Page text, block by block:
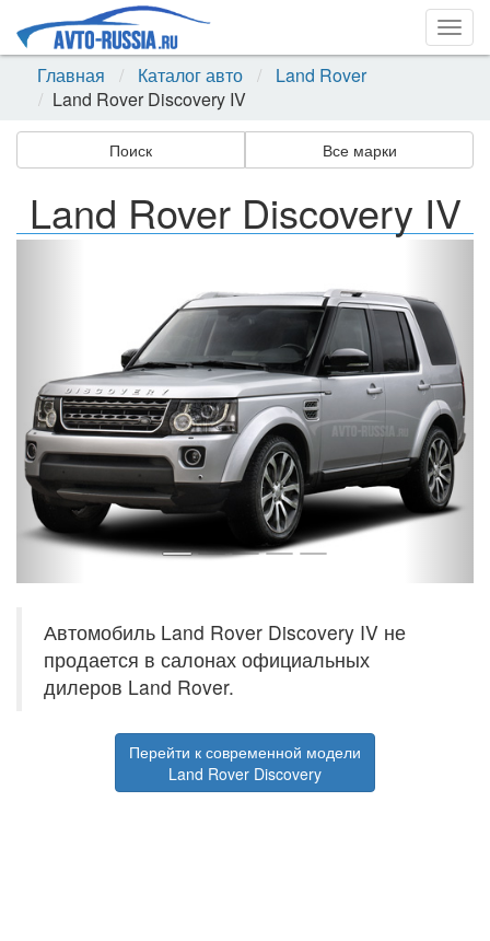
Главная
Каталог авто
Land Rover
Land Rover Discovery IV
Поиск Все марки
Land Rover Discovery IV
Автомобиль Land Rover Discovery IV не
продается в салонах официальных
дилеров Land Rover.
Перейти к современной модели
Land Rover Discovery